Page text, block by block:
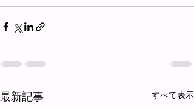
最新記事 すべて表示